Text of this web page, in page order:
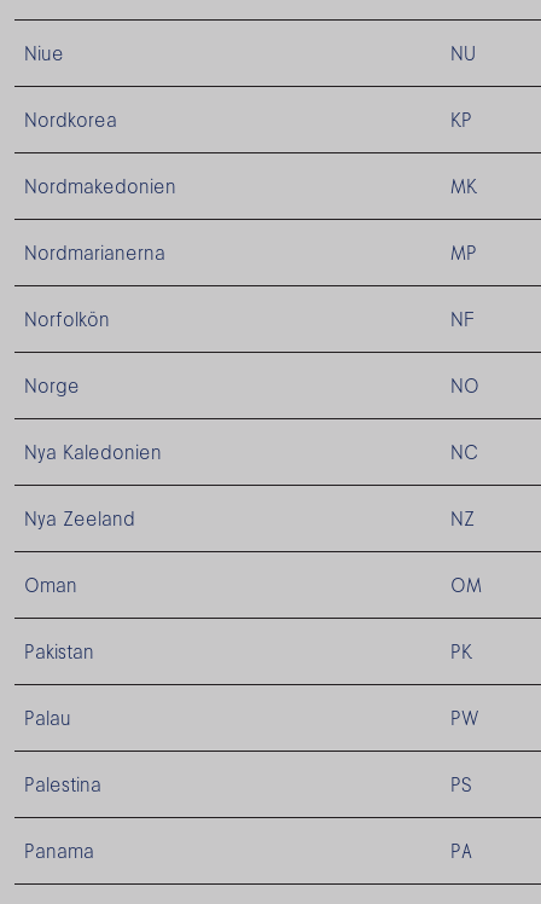
Niue NU
Nordkorea KP
Nordmakedonien MK
Nordmarianerna MP
Norfolkön NF
Norge NO
Nya Kaledonien NC
Nya Zeeland NZ
Oman OM
Pakistan PK
Palau PW
Palestina PS
Panama PA